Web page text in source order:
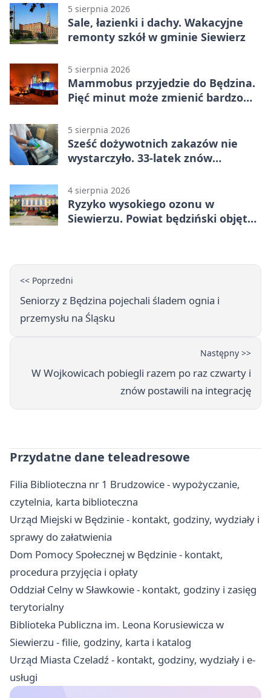
5 sierpnia 2026
Sale, łazienki i dachy. Wakacyjne
remonty szkół w gminie Siewierz
5 sierpnia 2026
Mammobus przyjedzie do Będzina.
Pięć minut może zmienić bardzo
5 sierpnia 2026
Sześć dożywotnich zakazów nie
wystarczyło. 33-latek znów
4 sierpnia 2026
Ryzyko wysokiego ozonu w
Siewierzu. Powiat będziński objęty
<< Poprzedni
Seniorzy z Będzina pojechali śladem ognia i
przemysłu na Śląsku
Następny >>
W Wojkowicach pobiegli razem po raz czwarty i
znów postawili na integrację
Przydatne dane teleadresowe
Filia Biblioteczna nr 1 Brudzowice - wypożyczanie,
czytelnia, karta biblioteczna
Urząd Miejski w Będzinie - kontakt, godziny, wydziały i
sprawy do załatwienia
Dom Pomocy Społecznej w Będzinie - kontakt,
procedura przyjęcia i opłaty
Oddział Celny w Sławkowie - kontakt, godziny i zasięg
terytorialny
Biblioteka Publiczna im. Leona Korusiewicza w
Siewierzu - filie, godziny, karta i katalog
Urząd Miasta Czeladź - kontakt, godziny, wydziały i e-
usługi